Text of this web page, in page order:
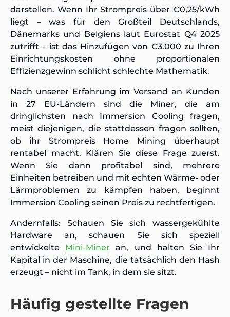
darstellen. Wenn Ihr Strompreis über €0,25/kWh
liegt – was für den Großteil Deutschlands,
Dänemarks und Belgiens laut Eurostat Q4 2025
zutrifft – ist das Hinzufügen von €3.000 zu Ihren
Einrichtungskosten ohne proportionalen
Effizienzgewinn schlicht schlechte Mathematik.
Nach unserer Erfahrung im Versand an Kunden
in 27 EU-Ländern sind die Miner, die am
dringlichsten nach Immersion Cooling fragen,
meist diejenigen, die stattdessen fragen sollten,
ob ihr Strompreis Home Mining überhaupt
rentabel macht. Klären Sie diese Frage zuerst.
Wenn Sie dann profitabel sind, mehrere
Einheiten betreiben und mit echten Wärme- oder
Lärmproblemen zu kämpfen haben, beginnt
Immersion Cooling seinen Preis zu rechtfertigen.
Andernfalls: Schauen Sie sich wassergekühlte
Hardware an, schauen Sie sich speziell
entwickelte Mini-Miner an, und halten Sie Ihr
Kapital in der Maschine, die tatsächlich den Hash
erzeugt – nicht im Tank, in dem sie sitzt.
Häufig gestellte Fragen